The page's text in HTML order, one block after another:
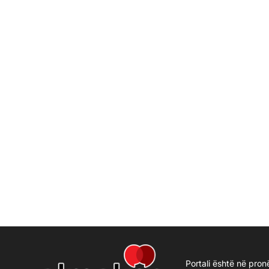
Portali është në